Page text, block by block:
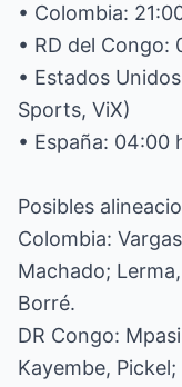
• Colombia:
• RD del Congo:
• Estados
Sports, ViX)
• España: 04:00
Posibles
Colombia:
Machado;
Borré.
DR Congo:
Kayembe,